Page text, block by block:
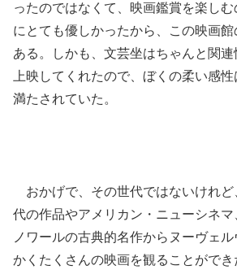
ったのではなくて、映画鑑賞を楽し
にとても優しかったから、この映画
ある。しかも、文芸坐はちゃんと関
上映してくれたので、ぼくの柔い感
満たされていた。
おかげで、その世代ではないけれど
代の作品やアメリカン・ニューシネマ
ノワールの古典的名作からヌーヴェ
かくたくさんの映画を観ることがで